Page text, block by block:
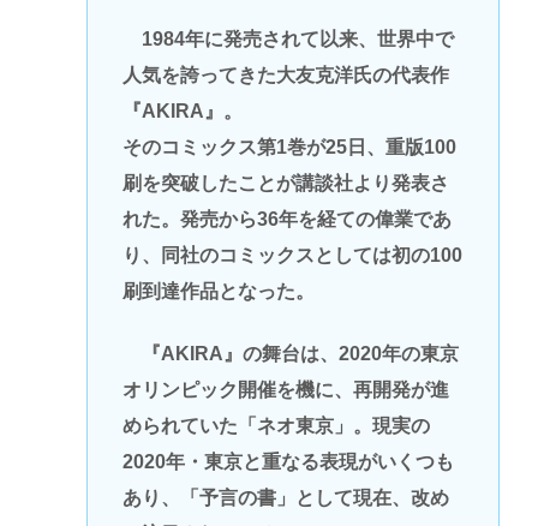
1984年に発売されて以来、世界中で
人気を誇ってきた大友克洋氏の代表作
『AKIRA』。
そのコミックス第1巻が25日、重版100
刷を突破したことが講談社より発表さ
れた。発売から36年を経ての偉業であ
り、同社のコミックスとしては初の100
刷到達作品となった。
『AKIRA』の舞台は、2020年の東京
オリンピック開催を機に、再開発が進
められていた「ネオ東京」。現実の
2020年・東京と重なる表現がいくつも
あり、「予言の書」として現在、改め